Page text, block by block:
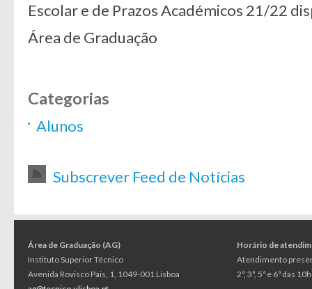
Escolar e de Prazos Académicos 21/22
Área de Graduação
Categorias
Alunos
Subscrever Feed de Notícias
Área de Graduação (AG)
Instituto Superior Técnico
Avenida Rovisco Pais, 1, 1049-001 Lisboa
Horário de
Atendimento
2ª, 3ª, 5ª e 6ª das